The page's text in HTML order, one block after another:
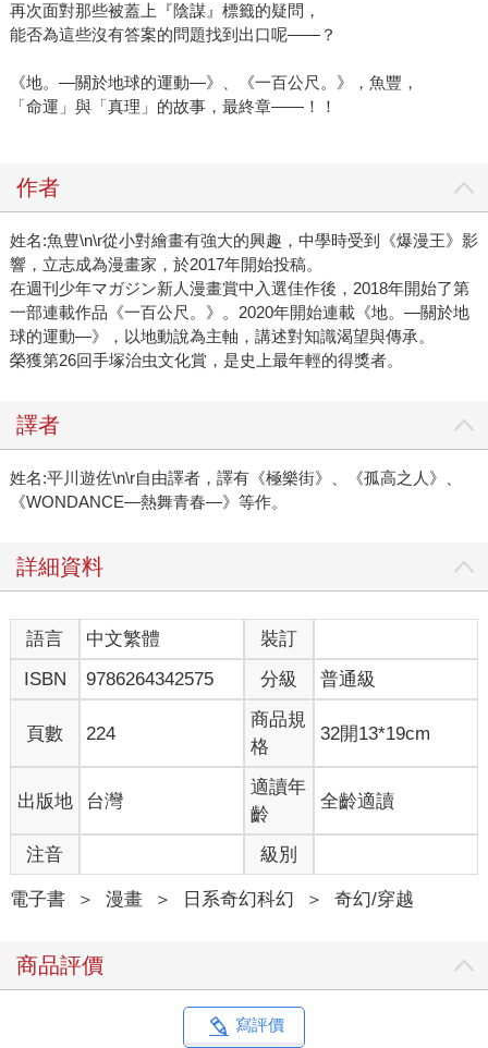
再次面對那些被蓋上『陰謀』標籤的疑問，
能否為這些沒有答案的問題找到出口呢——？
《地。—關於地球的運動—》、《一百公尺。》，魚豐，
「命運」與「真理」的故事，最終章——！！
作者
姓名:魚豊\n\r從小對繪畫有強大的興趣，中學時受到《爆漫王》影
響，立志成為漫畫家，於2017年開始投稿。
在週刊少年マガジン新人漫畫賞中入選佳作後，2018年開始了第
一部連載作品《一百公尺。》。2020年開始連載《地。—關於地
球的運動—》，以地動說為主軸，講述對知識渴望與傳承。
榮獲第26回手塚治虫文化賞，是史上最年輕的得獎者。
譯者
姓名:平川遊佐\n\r自由譯者，譯有《極樂街》、《孤高之人》、
《WONDANCE—熱舞青春—》等作。
詳細資料
語言 中文繁體
裝訂
ISBN
9786264342575 分級 普通級
頁數 224
商品規
格
32開13*19cm
出版地 台灣
適讀年
齡
全齡適讀
注音 級別
電子書 ＞ 漫畫 ＞ 日系奇幻科幻 ＞ 奇幻/穿越
商品評價
寫評價